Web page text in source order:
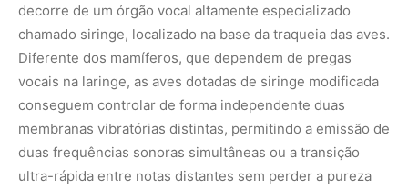
decorre de um órgão vocal altamente especializado
chamado siringe, localizado na base da traqueia das aves.
Diferente dos mamíferos, que dependem de pregas
vocais na laringe, as aves dotadas de siringe modificada
conseguem controlar de forma independente duas
membranas vibratórias distintas, permitindo a emissão de
duas frequências sonoras simultâneas ou a transição
ultra-rápida entre notas distantes sem perder a pureza